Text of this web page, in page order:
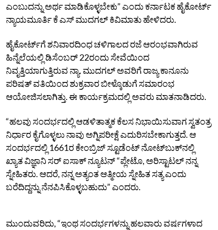
ಎಂಬುದನ್ನು ಅರ್ಥ ಮಾಡಿಕೊಳ್ಳಬೇಕು” ಎಂದು ಕರ್ನಾಟಕ ಹೈಕೋರ್ಟ್‌
ನ್ಯಾಯಮೂರ್ತಿ ಕೆ ಎಸ್‌ ಮುದಗಲ್ ಕಿವಿಮಾತು ಹೇಳಿದರು.
ಹೈಕೋರ್ಟ್‌ಗೆ ಶನಿವಾರದಿಂಧ ಚಳಿಗಾಲದ ರಜೆ ಆರಂಭವಾಗಿರುವ
ಹಿನ್ನೆಲೆಯಲ್ಲಿ ಡಿಸೆಂಬರ್‌ 22ರಂದು ಸೇವೆಯಿಂದ
ನಿವೃತ್ತಿಯಾಗುತ್ತಿರುವ ನ್ಯಾ. ಮುದಗಲ್‌ ಅವರಿಗೆ ರಾಜ್ಯ ಕಾನೂನು
ಪರಿಷತ್‌ ವತಿಯಿಂದ ಶುಕ್ರವಾರ ಬೀಳ್ಕೊಡುಗೆ ಸಮಾರಂಭ
ಆಯೋಜಿಸಲಾಗಿತ್ತು. ಈ ಕಾರ್ಯಕ್ರಮದಲ್ಲಿ ಅವರು ಮಾತನಾಡಿದರು.
“ಹಲವು ಸಂದರ್ಭದಲ್ಲಿ ಆಡಳಿತಾತ್ಮಕ ಕೆಲಸ ನಿಭಾಯಿಸುವಾಗ ಸ್ವತಂತ್ರ
ನಿರ್ಧಾರ ಕೈಗೊಳ್ಳಲು ನಾವು ಅಗ್ನಿಪರೀಕ್ಷೆ ಎದುರಿಸಬೇಕಾಗುತ್ತದೆ. ಆ
ಸಂದರ್ಭದಲ್ಲಿ 1661ರ ಕೇಂಬ್ರಿಜ್‌ ಸ್ಟೂಡೆಂಟ್‌ ನೋಟ್‌ಬುಕ್‌ನಲ್ಲಿ
ಖ್ಯಾತ ವಿಜ್ಞಾನಿ ಸರ್‌ ಐಸಾಕ್‌ ನ್ಯೂಟನ್‌ “ಪ್ಲೇಟೊ, ಅರಿಸ್ಟಾಟಲ್‌ ನನ್ನ
ಸ್ನೇಹಿತರು. ಆದರೆ, ನನ್ನ ಅತ್ಯಂತ ಆತ್ಮೀಯ ಸ್ನೇಹಿತ ಸತ್ಯ ಎಂದು
ಬರೆದಿದ್ದನ್ನು ನೆನಪಿಸಿಕೊಳ್ಳಬಹುದು” ಎಂದರು.
ಮುಂದುವರಿದು, “ಇಂಥ ಸಂದರ್ಭಗಳನ್ನು ಹಲವಾರು ವರ್ಷಗಳಾದ